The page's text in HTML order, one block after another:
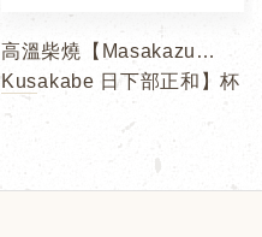
高溫柴燒【Masakazu
Kusakabe 日下部正和】杯